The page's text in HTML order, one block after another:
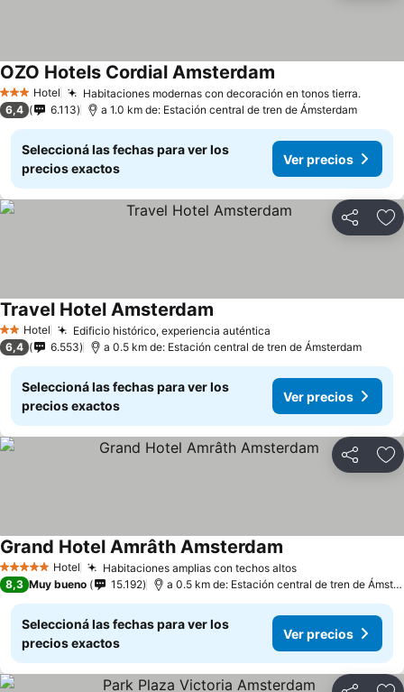
3 Estrellas
Hotel Habitaciones modernas con decoración en tonos tierra.
OZO Hotels Cordial Amsterdam
6,4 6.113 a 1.0 km de: Estación central de tren de Ámsterdam
Seleccioná las fechas para ver los
precios exactos
Ver precios
Compartir
2 Estrellas
Hotel Edificio histórico, experiencia auténtica
Travel Hotel Amsterdam
6,4 6.553 a 0.5 km de: Estación central de tren de Ámsterdam
Seleccioná las fechas para ver los
precios exactos
Ver precios
Compartir
5 Estrellas Hotel Habitaciones amplias con techos altos
Grand Hotel Amrâth Amsterdam
8,3 Muy bueno 15.192 a 0.5 km de: Estación central de tren de Ámsterdam
Seleccioná las fechas para ver los
precios exactos
Ver precios